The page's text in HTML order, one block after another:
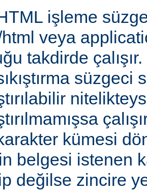
işleme
veya
takdirde çalışır.
süzgeci
kümesi
belgesi istenen
değilse zincire